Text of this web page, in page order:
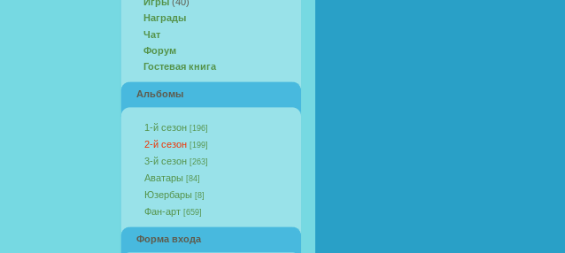
Награды
Чат
Форум
Гостевая книга
Альбомы
1-й сезон [196]
2-й сезон [199]
3-й сезон [263]
Аватары [84]
Юзербары [8]
Фан-арт [659]
Форма входа